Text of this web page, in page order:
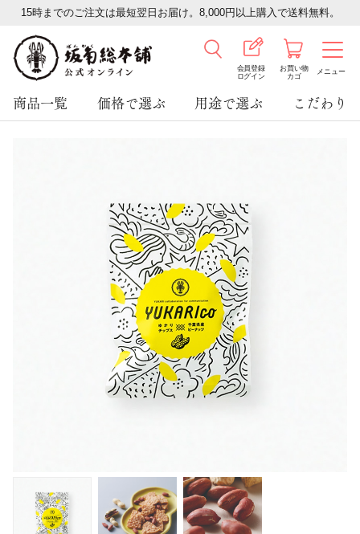
15時までのご注文は最短翌日お届け。8,000円以上購入で送料無料。
会員登録
ログイン
お買い物
カゴ
メニュー
商品一覧 価格で選ぶ 用途で選ぶ こだわり